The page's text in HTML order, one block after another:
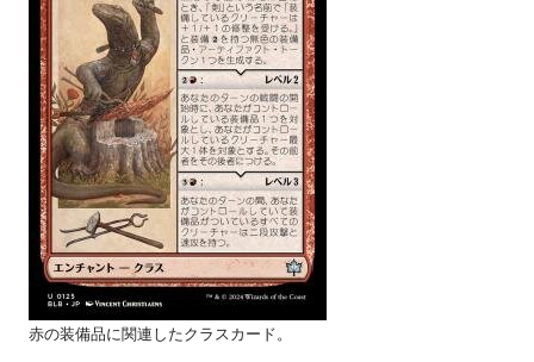
赤の装備品に関連したクラスカード。